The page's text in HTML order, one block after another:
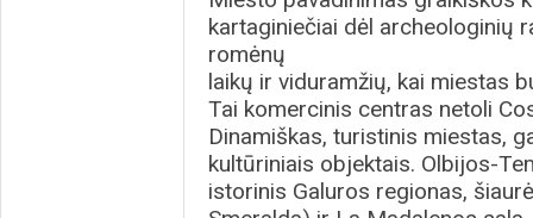
kartaginiečiai dėl archeologinių
romėnų
laikų ir viduramžių, kai miestas
Tai komercinis centras netoli
Dinamiškas, turistinis miestas,
kultūriniais objektais. Olbijos-
istorinis Galuros regionas,